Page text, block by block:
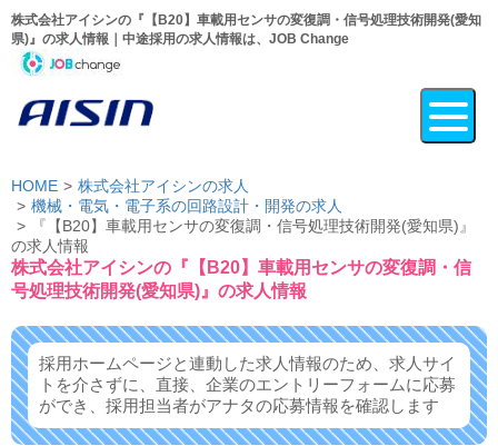
株式会社アイシンの『【B20】車載用センサの変復調・信号処理技術開発(愛知
県)』の求人情報｜中途採用の求人情報は、JOB Change
HOME
株式会社アイシンの求人
機械・電気・電子系の回路設計・開発の求人
『【B20】車載用センサの変復調・信号処理技術開発(愛知県)』
の求人情報
株式会社アイシンの『【B20】車載用センサの変復調・信
号処理技術開発(愛知県)』の求人情報
採用ホームページと連動した求人情報のため、求人サイ
トを介さずに、 直接、企業のエントリーフォームに応募
ができ、 採用担当者がアナタの応募情報を確認します